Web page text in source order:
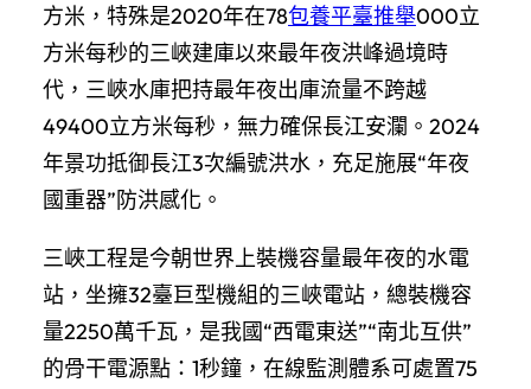
方米，特殊是2020年在78包養平臺推舉000立
方米每秒的三峽建庫以來最年夜洪峰過境時
代，三峽水庫把持最年夜出庫流量不跨越
49400立方米每秒，無力確保長江安瀾。2024
年景功抵御長江3次編號洪水，充足施展“年夜
國重器”防洪感化。
三峽工程是今朝世界上裝機容量最年夜的水電
站，坐擁32臺巨型機組的三峽電站，總裝機容
量2250萬千瓦，是我國“西電東送”“南北互供”
的骨干電源點：1秒鐘，在線監測體系可處置75